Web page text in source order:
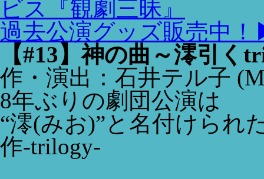
ビス『観劇三昧』
過去公演グッズ販売中
【#13】神の曲～澪引く
作・演出：石井テル子
8年ぶりの劇団公演は
“澪(みお)”と名付けられ
作-trilogy-